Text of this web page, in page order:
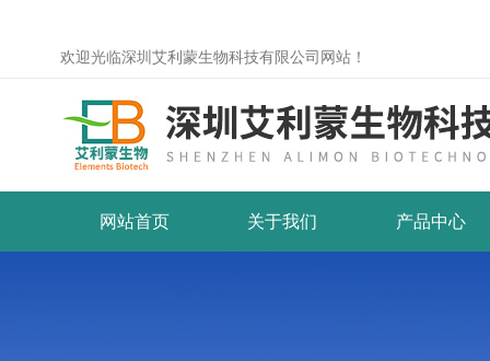
欢迎光临深圳艾利蒙生物科技有限公司网站！
网站首页 关于我们 产品中心